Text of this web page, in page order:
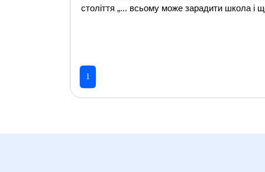
століття „... всьому може зарадити школа і
1